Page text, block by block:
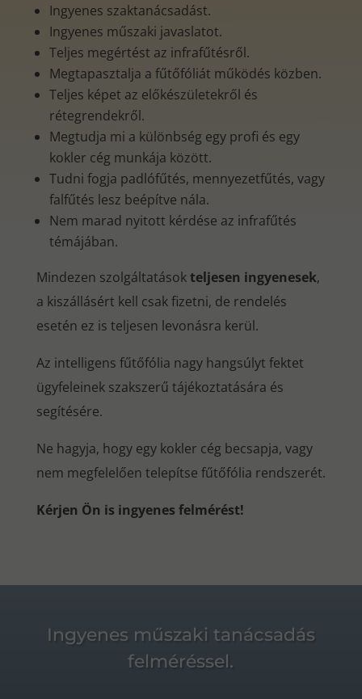
Ingyenes szaktanácsadást.
Ingyenes műszaki javaslatot.
Teljes megértést az infrafűtésről.
Megtapasztalja a fűtőfóliát működés közben.
Teljes képet az előkészületekről és
rétegrendekről.
Megtudja mi a különbség egy profi és egy
kokler cég munkája között.
Tudni fogja padlófűtés, mennyezetfűtés, vagy
falfűtés lesz beépítve nála.
Nem marad nyitott kérdése az infrafűtés
témájában.
Mindezen szolgáltatásokteljesen ingyenesek,
a kiszállásért kell csak fizetni, de rendelés
esetén ez is teljesen levonásra kerül.
Az intelligens fűtőfólia nagy hangsúlyt fektet
ügyfeleinek szakszerű tájékoztatására és
segítésére.
Ne hagyja, hogy egy kokler cég becsapja, vagy
nem megfelelően telepítse fűtőfólia rendszerét.
Kérjen Ön is ingyenes felmérést!
Ingyenes műszaki tanácsadás
felméréssel.